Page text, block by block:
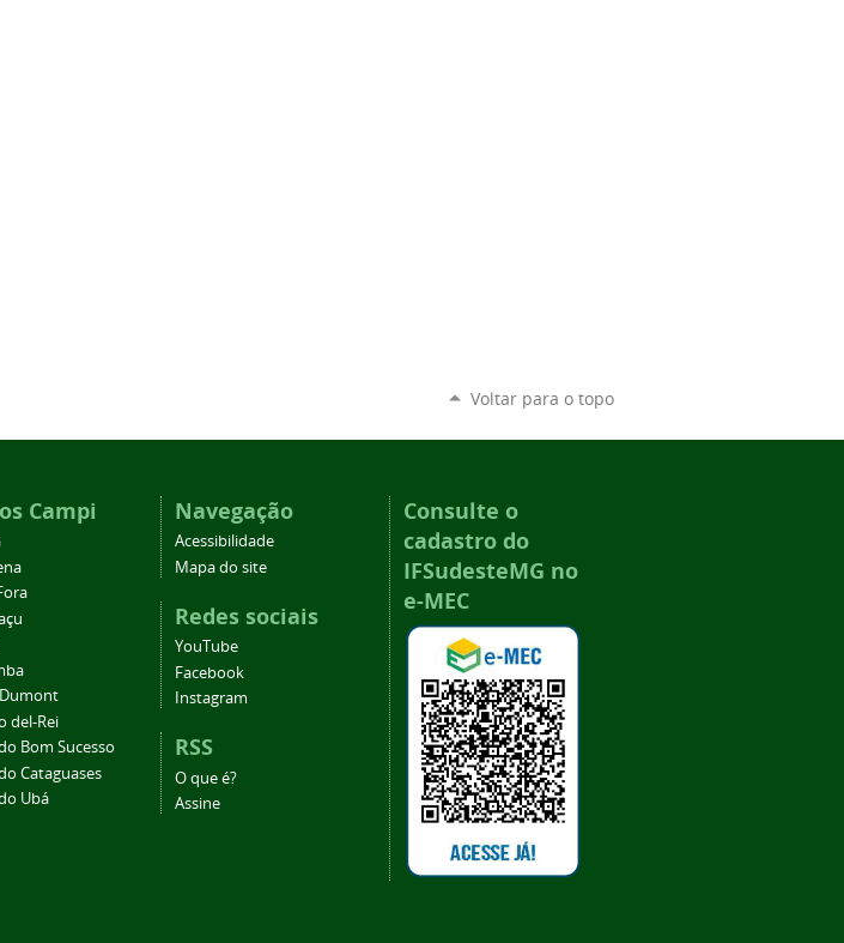
Voltar para o topo
Campi
del-Rei
Bom Sucesso
Cataguases
Ubá
Navegação
Acessibilidade
Mapa do site
Redes sociais
YouTube
Facebook
Instagram
RSS
O que é?
Assine
Consulte o
cadastro do
IFSudesteMG no
e-MEC